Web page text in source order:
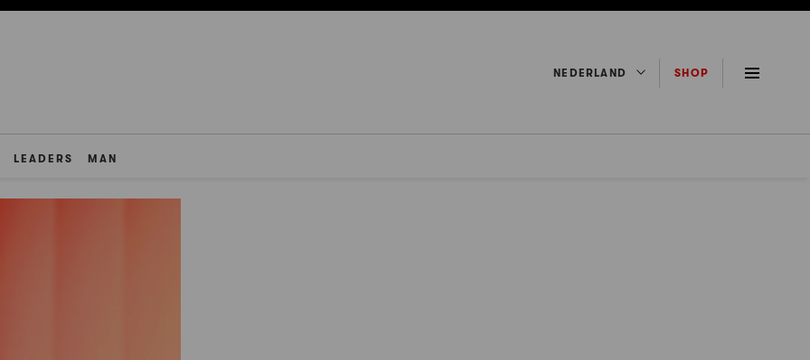
NEDERLAND SHOP
LEADERS MAN